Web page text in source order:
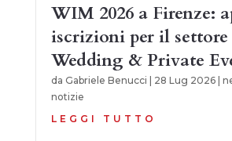
WIM 2026 a Firenze:
iscrizioni per il settore
Wedding & Private
da Gabriele Benucci 28 Lug 2026|
notizie
LEGGI TUTTO